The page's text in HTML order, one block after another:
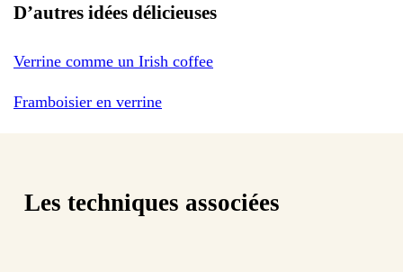
D’autres idées délicieuses
Verrine comme un Irish coffee
Framboisier en verrine
Les techniques associées